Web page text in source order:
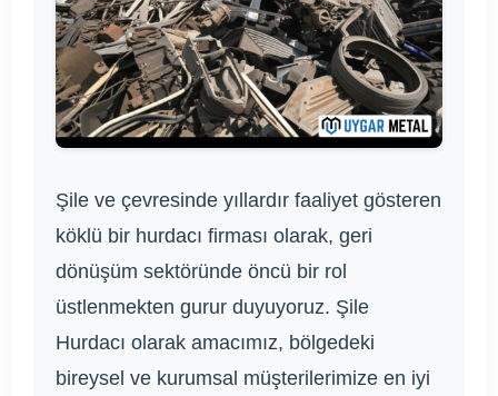
Şile ve çevresinde yıllardır faaliyet gösteren
köklü bir hurdacı firması olarak, geri
dönüşüm sektöründe öncü bir rol
üstlenmekten gurur duyuyoruz. Şile
Hurdacı olarak amacımız, bölgedeki
bireysel ve kurumsal müşterilerimize en iyi